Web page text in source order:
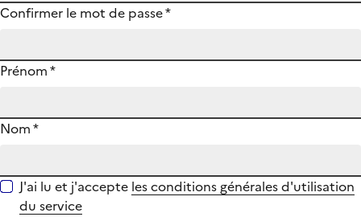
Confirmer le mot de passe*
Prénom*
Nom*
J'ai lu et j'accepte les conditions générales d'utilisation
du service